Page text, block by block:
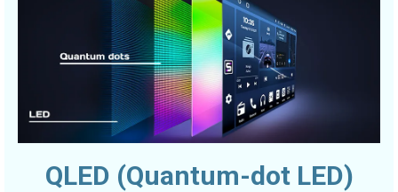
QLED (Quantum-dot LED)